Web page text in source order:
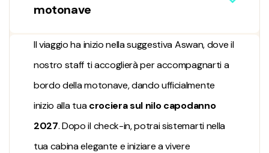
motonave
Il viaggio ha inizio nella suggestiva Aswan, dove il
nostro staff ti accoglierà per accompagnarti a
bordo della motonave, dando ufficialmente
inizio alla tuacrociera sul nilo capodanno
2027. Dopo il check-in, potrai sistemarti nella
tua cabina elegante e iniziare a vivere